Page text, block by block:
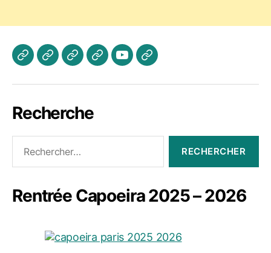
Actualités
Les
A
PhotosVidéoContactez
Recherche
Rentrée Capoeira 2025 – 2026